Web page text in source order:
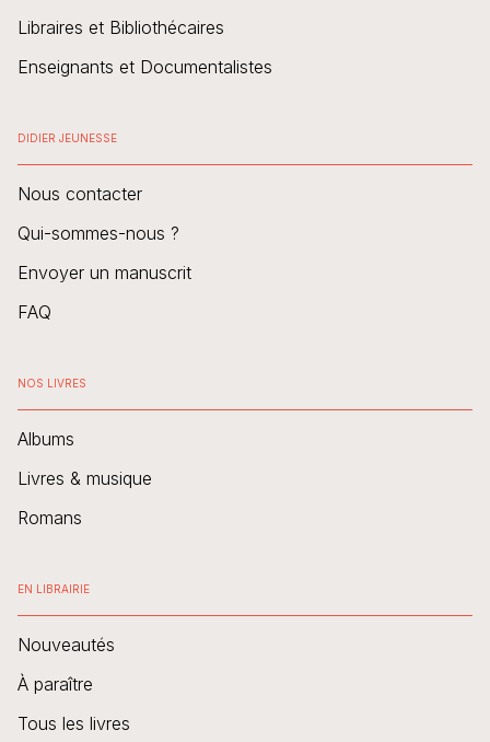
Libraires et Bibliothécaires
Enseignants et Documentalistes
DIDIER JEUNESSE
Nous contacter
Qui-sommes-nous ?
Envoyer un manuscrit
FAQ
NOS LIVRES
Albums
Livres & musique
Romans
EN LIBRAIRIE
Nouveautés
À paraître
Tous les livres